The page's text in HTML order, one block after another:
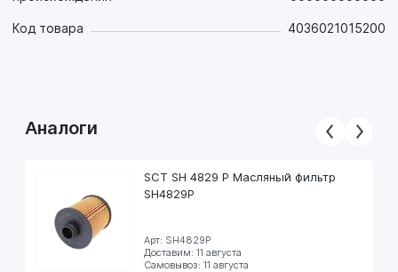
Код товара 4036021015200
Аналоги
SCT SH 4829 P Масляный фильтр
SH4829P
Арт: SH4829P
Доставим: 11 августа
Самовывоз: 11 августа